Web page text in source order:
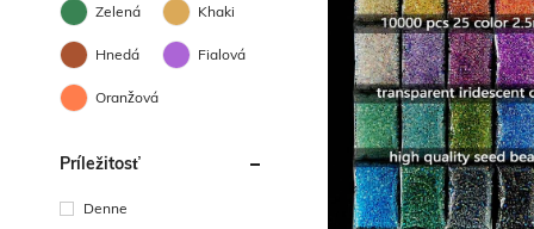
Zelená Khaki
Hnedá Fialová
Oranžová
Príležitosť
Denne